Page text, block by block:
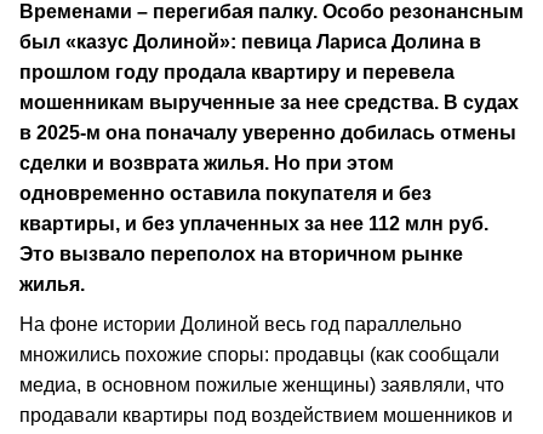
Временами – перегибая палку. Особо резонансным
был «казус Долиной»: певица Лариса Долина в
прошлом году продала квартиру и перевела
мошенникам вырученные за нее средства. В судах
в 2025-м она поначалу уверенно добилась отмены
сделки и возврата жилья. Но при этом
одновременно оставила покупателя и без
квартиры, и без уплаченных за нее 112 млн руб.
Это вызвало переполох на вторичном рынке
жилья.
На фоне истории Долиной весь год параллельно
множились похожие споры: продавцы (как сообщали
медиа, в основном пожилые женщины) заявляли, что
продавали квартиры под воздействием мошенников и